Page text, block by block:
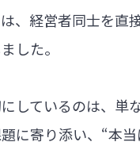
、経営者同士を直
した。
しているのは、単
に寄り添い、“本